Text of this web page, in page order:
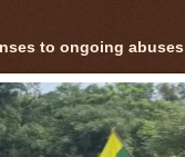
to ongoing abuses